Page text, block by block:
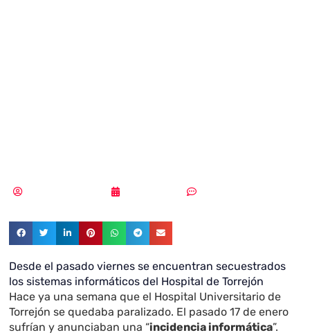
Desde el pasado viernes se encuentran secuestrados
los sistemas informáticos del Hospital de Torrejón
Hace ya una semana que el Hospital Universitario de
Torrejón se quedaba paralizado. El pasado 17 de enero
sufrían y anunciaban una “incidencia informática”.